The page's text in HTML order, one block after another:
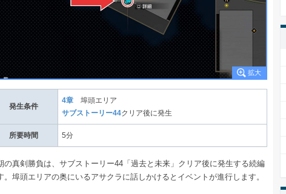
発生条件
4章 埠頭エリア
サブストーリー44クリア後に発生
所要時間 5分
の真剣勝負は、サブストーリー44「過去と未来」クリア後に発生する続編
。埠頭エリアの奥にいるアサクラに話しかけるとイベントが進行します。